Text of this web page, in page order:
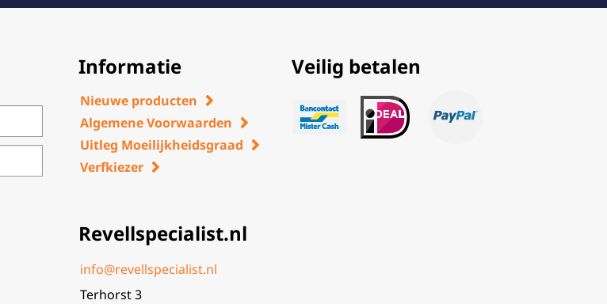
Informatie
Nieuwe producten
Algemene Voorwaarden
Uitleg Moeilijkheidsgraad
Verfkiezer
Revellspecialist.nl
info@revellspecialist.nl
Terhorst 3
Veilig betalen